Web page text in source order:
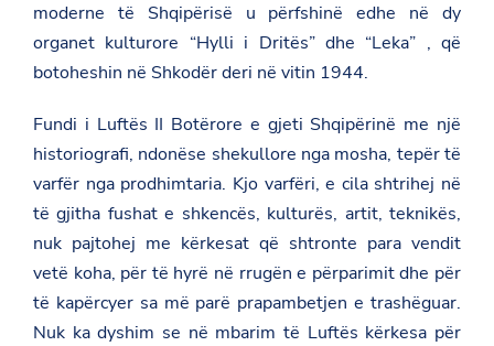
moderne të Shqipërisë u përfshinë edhe në dy
organet kulturore “Hylli i Dritës” dhe “Leka” , që
botoheshin në Shkodër deri në vitin 1944.
Fundi i Luftës II Botërore e gjeti Shqipërinë me një
historiografi, ndonëse shekullore nga mosha, tepër të
varfër nga prodhimtaria. Kjo varfëri, e cila shtrihej në
të gjitha fushat e shkencës, kulturës, artit, teknikës,
nuk pajtohej me kërkesat që shtronte para vendit
vetë koha, për të hyrë në rrugën e përparimit dhe për
të kapërcyer sa më parë prapambetjen e trashëguar.
Nuk ka dyshim se në mbarim të Luftës kërkesa për